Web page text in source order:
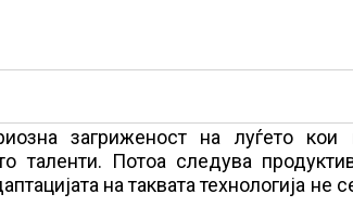
загриженост на луѓето кои
таленти. Потоа следува
на таквата технологија не